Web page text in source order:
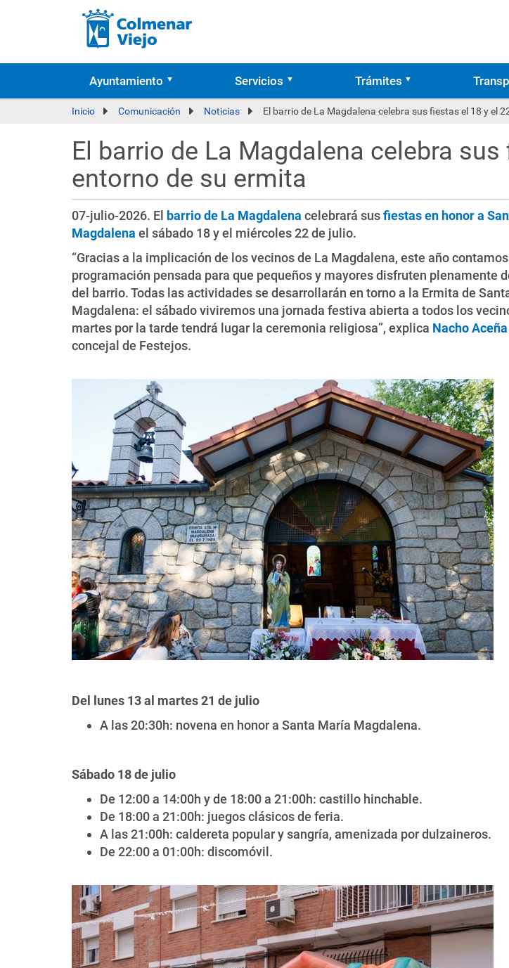
Ayuntamiento Servicios Trámites
Inicio Comunicación Noticias El barrio de La Magdalena celebra sus fiestas el 18 y el
El barrio de La Magdalena celebra
entorno de su ermita
07-julio-2026. El barrio de La Magdalena celebrará susfiestas en honor a
Magdalena el sábado 18 y el miércoles 22 de julio.
“Gracias a la implicación de los vecinos de La Magdalena, este año
programación pensada para que pequeños y mayores disfruten plenamente
del barrio. Todas las actividades se desarrollarán en torno a la Ermita de
Magdalena: el sábado viviremos una jornada festiva abierta a todos los
martes por la tarde tendrá lugar la ceremonia religiosa”, explica Nacho
concejal de Festejos.
Del lunes 13 al martes 21 de julio
A las 20:30h: novena en honor a Santa María Magdalena.
Sábado 18 de julio
De 12:00 a 14:00h y de 18:00 a 21:00h: castillo hinchable.
De 18:00 a 21:00h: juegos clásicos de feria.
A las 21:00h: caldereta popular y sangría, amenizada por dulzaineros.
De 22:00 a 01:00h: discomóvil.